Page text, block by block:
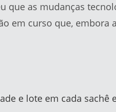
que as mudanças
em curso que, embora